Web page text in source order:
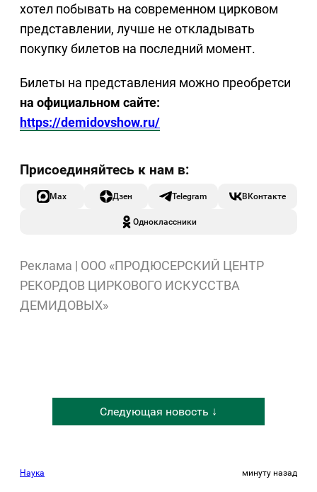
хотел побывать на современном цирковом
представлении, лучше не откладывать
покупку билетов на последний момент.
Билеты на представления можно преобретси
на официальном сайте:
https://demidovshow.ru/
Max Дзен Telegram ВКонтакте
Одноклассники
Реклама | ООО «ПРОДЮСЕРСКИЙ ЦЕНТР
РЕКОРДОВ ЦИРКОВОГО ИСКУССТВА
ДЕМИДОВЫХ»
Следующая новость ↓
Наука минуту назад